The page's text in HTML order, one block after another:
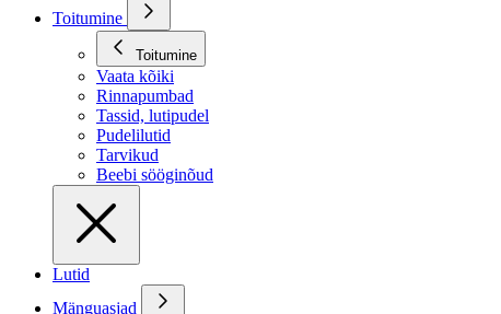
Toitumine
Toitumine
Vaata kõiki
Rinnapumbad
Tassid, lutipudel
Pudelilutid
Tarvikud
Beebi sööginõud
Lutid
Mänguasjad